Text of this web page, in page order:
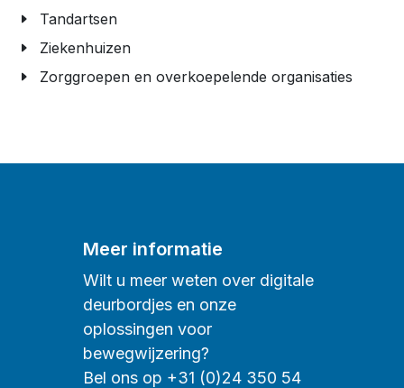
Tandartsen
Ziekenhuizen
Zorggroepen en overkoepelende organisaties
Meer informatie
Wilt u meer weten over digitale
deurbordjes en onze
oplossingen voor
bewegwijzering?
Bel ons op +31 (0)24 350 54